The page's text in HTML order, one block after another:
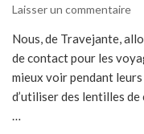
Laisser un commentairesur
de
:
de
Nous, de Travejante,
de contact pour les
mieux voir pendant
d’utiliser des lentilles
…